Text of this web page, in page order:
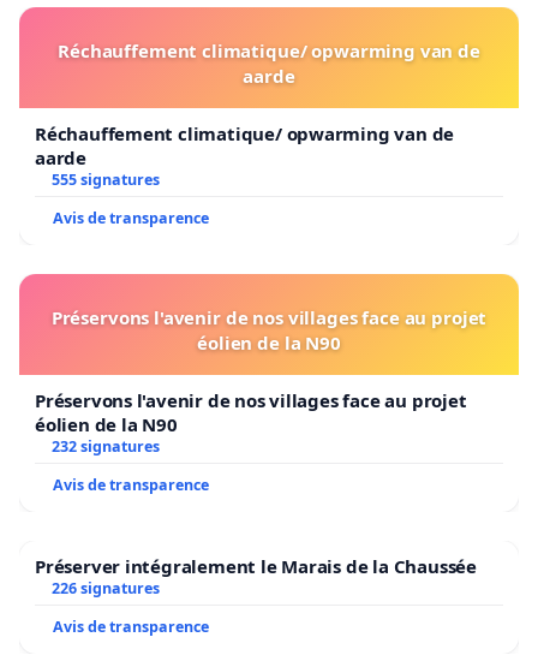
Réchauffement climatique/ opwarming van de
aarde
Réchauffement climatique/ opwarming van de
aarde
555 signatures
Avis de transparence
Préservons l'avenir de nos villages face au projet
éolien de la N90
Préservons l'avenir de nos villages face au projet
éolien de la N90
232 signatures
Avis de transparence
Préserver intégralement le Marais de la Chaussée
226 signatures
Avis de transparence